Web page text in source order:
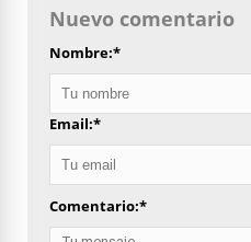
Nuevo comentario
Nombre:*
Email:*
Comentario:*